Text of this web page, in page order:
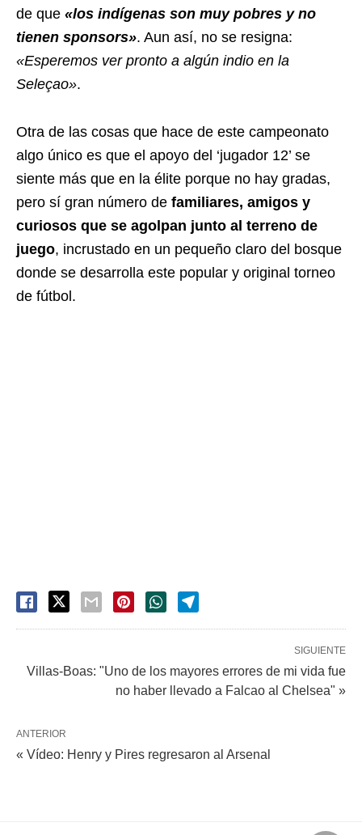
de que «los indígenas son muy pobres y no
tienen sponsors». Aun así, no se resigna:
«Esperemos ver pronto a algún indio en la
Seleçao».
Otra de las cosas que hace de este campeonato
algo único es que el apoyo del ‘jugador 12’ se
siente más que en la élite porque no hay gradas,
pero sí gran número de familiares, amigos y
curiosos que se agolpan junto al terreno de
juego, incrustado en un pequeño claro del bosque
donde se desarrolla este popular y original torneo
de fútbol.
SIGUIENTE
Villas-Boas: "Uno de los mayores errores de mi vida fue
no haber llevado a Falcao al Chelsea" »
ANTERIOR
« Vídeo: Henry y Pires regresaron al Arsenal